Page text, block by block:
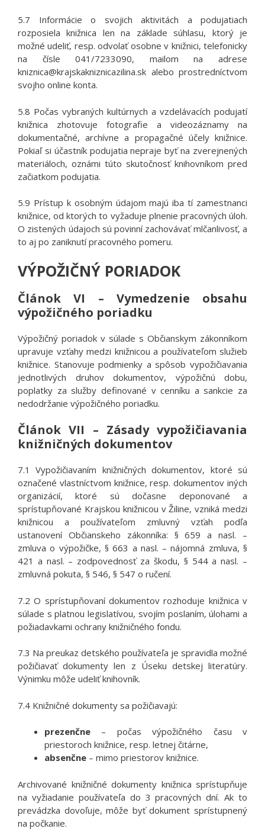
5.7 Informácie o svojich aktivitách a podujatiach
rozposiela knižnica len na základe súhlasu, ktorý je
možné udeliť, resp. odvolať osobne v knižnici, telefonicky
na čísle 041/7233090, mailom na adrese
kniznica@krajskakniznicazilina.sk alebo prostredníctvom
svojho online konta.
5.8 Počas vybraných kultúrnych a vzdelávacích podujatí
knižnica zhotovuje fotografie a videozáznamy na
dokumentačné, archívne a propagačné účely knižnice.
Pokiaľ si účastník podujatia nepraje byť na zverejnených
materiáloch, oznámi túto skutočnosť knihovníkom pred
začiatkom podujatia.
5.9 Prístup k osobným údajom majú iba tí zamestnanci
knižnice, od ktorých to vyžaduje plnenie pracovných úloh.
O zistených údajoch sú povinní zachovávať mlčanlivosť, a
to aj po zaniknutí pracovného pomeru.
VÝPOŽIČNÝ PORIADOK
Článok VI – Vymedzenie obsahu
výpožičného poriadku
Výpožičný poriadok v súlade s Občianskym zákonníkom
upravuje vzťahy medzi knižnicou a používateľom služieb
knižnice. Stanovuje podmienky a spôsob vypožičiavania
jednotlivých druhov dokumentov, výpožičnú dobu,
poplatky za služby definované v cenníku a sankcie za
nedodržanie výpožičného poriadku.
Článok VII – Zásady vypožičiavania
knižničných dokumentov
7.1 Vypožičiavaním knižničných dokumentov, ktoré sú
označené vlastníctvom knižnice, resp. dokumentov iných
organizácií, ktoré sú dočasne deponované a
sprístupňované Krajskou knižnicou v Žiline, vzniká medzi
knižnicou a používateľom zmluvný vzťah podľa
ustanovení Občianskeho zákonníka: § 659 a nasl. –
zmluva o výpožičke, § 663 a nasl. – nájomná zmluva, §
421 a nasl. – zodpovednosť za škodu, § 544 a nasl. –
zmluvná pokuta, § 546, § 547 o ručení.
7.2 O sprístupňovaní dokumentov rozhoduje knižnica v
súlade s platnou legislatívou, svojím poslaním, úlohami a
požiadavkami ochrany knižničného fondu.
7.3 Na preukaz detského používateľa je spravidla možné
požičiavať dokumenty len z Úseku detskej literatúry.
Výnimku môže udeliť knihovník.
7.4 Knižničné dokumenty sa požičiavajú:
prezenčne – počas výpožičného času v
priestoroch knižnice, resp. letnej čitárne,
absenčne – mimo priestorov knižnice.
Archivované knižničné dokumenty knižnica sprístupňuje
na vyžiadanie používateľa do 3 pracovných dní. Ak to
prevádzka dovoľuje, môže byť dokument sprístupnený
na počkanie.